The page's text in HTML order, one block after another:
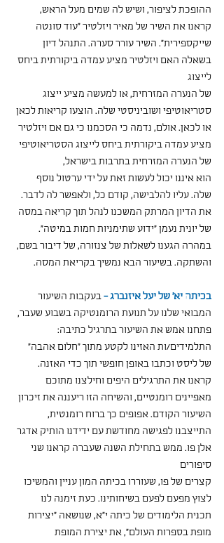
ההופכת לציפור, ושיש לה שמים מעל הראש,
קראנו את השיר של מאיר ויזלטיר "עוד סונטה
שייקספירית". השיר עורר סערה. התנהל דיון
בשאלה האם ויזלטיר מציע עמדה ביקורתית ביחס
לייצוג
של הנערה המזרחית, או למעשה מציע ייצוג
סטריאוטיפי ושוביניסטי שלה. הוצעו קריאות לכאן
או לכאן. אולם, נדמה כי הסכמנו כי גם אם ויזלטיר
מציע עמדה ביקורתית ביחס לייצוג הסטריאוטיפי
של הנערה המזרחית בתרבות בישראל,
הוא איננו יכול לעשות זאת על ידי ערטול נוסף
שלה. עליו להלבישה, קודם כל, ולאפשר לה לדבר.
את הדיון המרתק המשכנו לנהל תוך קריאה במסה
של יונית נעמן "ידוע שתימניות חמות במיטה".
במהרה הגענו לשאלות של צנזורה, של דיבור בשם,
והשתקה. בשיעור הבא נמשיך בקריאת המסה.
בכיתה יא' של יעל איזנברג - בעקבות השיעור
המבואי שלנו על תנועת הרומנטיקה בשבוע שעבר,
פתחנו אמש את השיעור בתרגיל כתיבה:
התלמידים/ות האזינו לקטע מתוך "חלום אהבה"
של ליסט וכתבו באופן חופשי תוך כדי האזנה.
קראנו את התרגילים היפים וחילצנו מתוכם
מאפיינים רומנטיים, והשיחה הזו ריעננה את זיכרון
השיעור הקודם. אפופים כך ברוח רומנטית,
התייצבנו לפגישה מחודשת עם ידידנו הותיק אדגר
אלן פו. ממש בתחילת השנה שעברה קראנו שני
סיפורים
קצרים של פו, שעוררו בכיתה המון עניין והמשיכו
לצוץ מפעם לפעם בשיחותינו. כעת זימנה לנו
תכנית הלימודים של כיתה י"א, שנושאה "יצירות
מופת בספרות העולם", את יצירת המופת